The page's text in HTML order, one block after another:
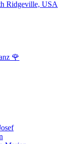
Ridgeville, USA
🌹